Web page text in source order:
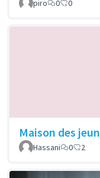
piro 0 0
Maison des
Hassani
0 2